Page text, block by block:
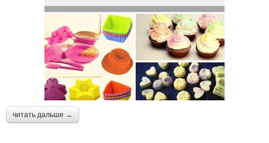
читать дальше →